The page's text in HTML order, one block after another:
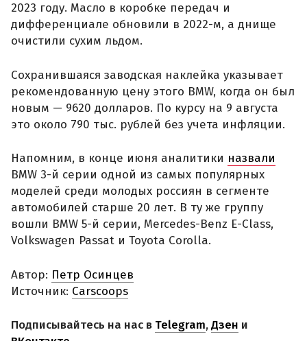
2023 году. Масло в коробке передач и
дифференциале обновили в 2022-м, а днище
очистили сухим льдом.
Сохранившаяся заводская наклейка указывает
рекомендованную цену этого BMW, когда он был
новым — 9620 долларов. По курсу на 9 августа
это около 790 тыс. рублей без учета инфляции.
Напомним, в конце июня аналитики назвали
BMW 3-й серии одной из самых популярных
моделей среди молодых россиян в сегменте
автомобилей старше 20 лет. В ту же группу
вошли BMW 5-й серии, Mercedes-Benz E-Class,
Volkswagen Passat и Toyota Corolla.
Автор: Петр Осинцев
Источник: Carscoops
Подписывайтесь на нас в Telegram,Дзен и